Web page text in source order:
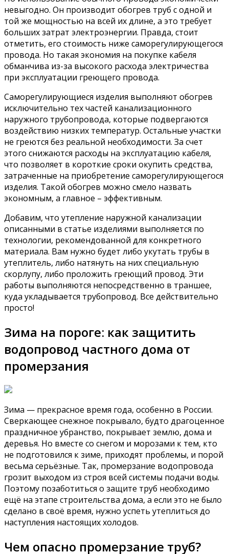
невыгодно. Он производит обогрев труб с одной и
той же мощностью на всей их длине, а это требует
больших затрат электроэнергии. Правда, стоит
отметить, его стоимость ниже саморегулирующегося
провода. Но такая экономия на покупке кабеля
обманчива из-за высокого расхода электричества
при эксплуатации греющего провода.
Саморегулирующиеся изделия выполняют обогрев
исключительно тех частей канализационного
наружного трубопровода, которые подвергаются
воздействию низких температур. Остальные участки
не греются без реальной необходимости. За счет
этого снижаются расходы на эксплуатацию кабеля,
что позволяет в короткие сроки окупить средства,
затраченные на приобретение саморегулирующегося
изделия. Такой обогрев можно смело назвать
экономным, а главное – эффективным.
Добавим, что утепление наружной канализации
описанными в статье изделиями выполняется по
технологии, рекомендованной для конкретного
материала. Вам нужно будет либо укутать трубы в
утеплитель, либо натянуть на них специальную
скорлупу, либо проложить греющий провод. Эти
работы выполняются непосредственно в траншее,
куда укладывается трубопровод. Все действительно
просто!
Зима на пороге: как защитить
водопровод частного дома от
промерзания
Зима — прекрасное время года, особенно в России.
Сверкающее снежное покрывало, будто драгоценное
праздничное убранство, покрывает землю, дома и
деревья. Но вместе со снегом и морозами к тем, кто
не подготовился к зиме, приходят проблемы, и порой
весьма серьёзные. Так, промерзание водопровода
грозит выходом из строя всей системы подачи воды.
Поэтому позаботиться о защите труб необходимо
ещё на этапе строительства дома, а если это не было
сделано в своё время, нужно успеть утеплиться до
наступления настоящих холодов.
Чем опасно промерзание труб?